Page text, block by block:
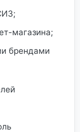
магазина;
брендами